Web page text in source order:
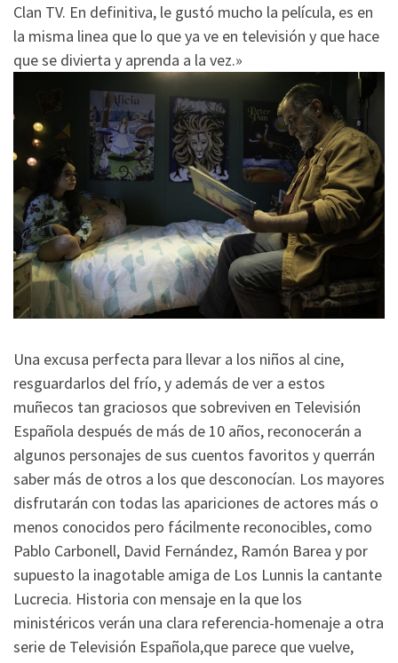
Clan TV. En definitiva, le gustó mucho la película, es en
la misma linea que lo que ya ve en televisión y que hace
que se divierta y aprenda a la vez.»
Una excusa perfecta para llevar a los niños al cine,
resguardarlos del frío, y además de ver a estos
muñecos tan graciosos que sobreviven en Televisión
Española después de más de 10 años, reconocerán a
algunos personajes de sus cuentos favoritos y querrán
saber más de otros a los que desconocían. Los mayores
disfrutarán con todas las apariciones de actores más o
menos conocidos pero fácilmente reconocibles, como
Pablo Carbonell, David Fernández, Ramón Barea y por
supuesto la inagotable amiga de Los Lunnis la cantante
Lucrecia. Historia con mensaje en la que los
ministéricos verán una clara referencia-homenaje a otra
serie de Televisión Española,que parece que vuelve,